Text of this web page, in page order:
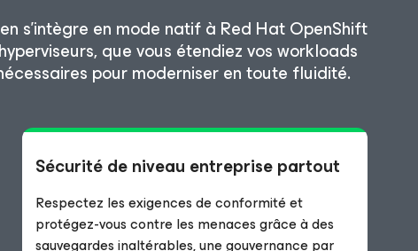
s’intègre en mode natif à Red Hat OpenShift
que vous étendiez vos workloads
pour moderniser en toute fluidité.
Sécurité de niveau entreprise partout
Respectez les exigences de conformité et
protégez-vous contre les menaces grâce à des
sauvegardes inaltérables, une gouvernance par